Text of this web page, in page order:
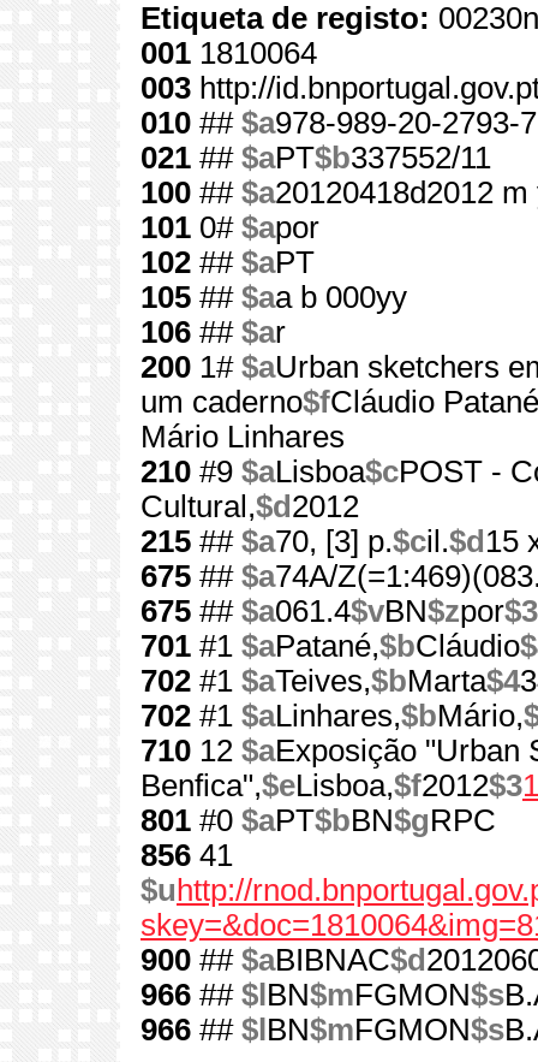
Etiqueta de registo:
001 1810064
003 http://
010 ## $a978-989-20-2793-7
021 ## $aPT$b337552/11
100 ## $a20120418d2012
101 0# $apor
102 ## $aPT
105 ## $aa b 000yy
106 ## $ar
200 1# $aUrban sketchers
um caderno$fCláudio
Mário Linhares
210 #9 $aLisboa$cPOST -
Cultural,$d 2012
215 ## $a70, [3] p.$cil.$d 15
675 ## $a74A/
675 ## $a061.4$vBN$zpor$3
701 #1 $aPatané,$bCláudio
702 #1 $aTeives,$bMarta$4
702 #1 $aLinhares,$bMário,
710 12 $aExposição "Urban
Benfica",$eLisboa,$f2012$3
801 #0 $aPT$bBN$gRPC
856 41
$u http://
900 ## $aBIBNAC$d
966 ## $l BN$mFGMON$s
966 ## $l BN$mFGMON$s